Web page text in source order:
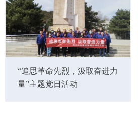
“追思革命先烈，汲取奋进力
量”主题党日活动